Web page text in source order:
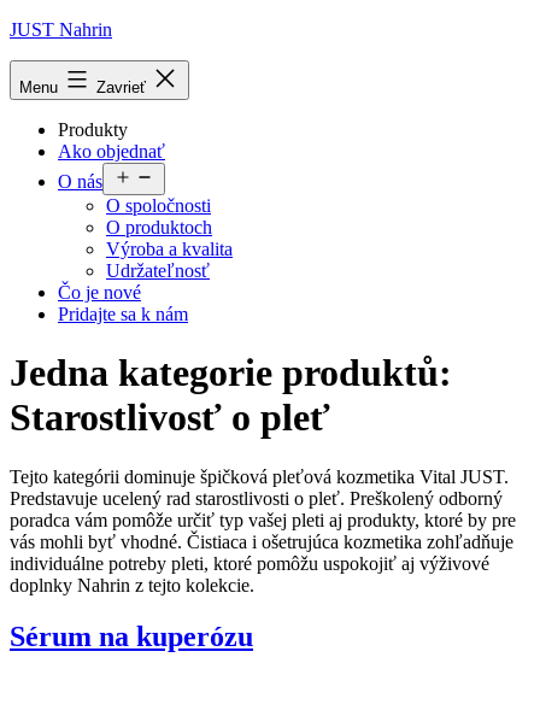
Prejsť
JUST Nahrin
Menu Zavrieť
Produkty
Ako objednať
O nás
menu
O spoločnosti
O produktoch
Výroba a kvalita
Udržateľnosť
Čo je nové
Pridajte sa k nám
Jedna kategorie produktů:
Starostlivosť o pleť
Tejto kategórii dominuje špičková pleťová kozmetika Vital JUST.
Predstavuje ucelený rad starostlivosti o pleť. Preškolený odborný
poradca vám pomôže určiť typ vašej pleti aj produkty, ktoré by pre
vás mohli byť vhodné. Čistiaca i ošetrujúca kozmetika zohľadňuje
individuálne potreby pleti, ktoré pomôžu uspokojiť aj výživové
doplnky Nahrin z tejto kolekcie.
Sérum na kuperózu